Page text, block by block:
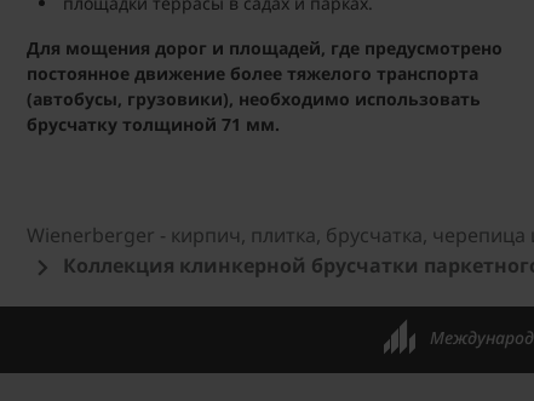
Для мощения дорог и площадей, где предусмотрено
постоянное движение более тяжелого транспорта
(автобусы, грузовики), необходимо использовать
брусчатку толщиной 71 мм.
Wienerberger - кирпич, плитка, брусчатка,
Коллекция клинкерной брусчатки